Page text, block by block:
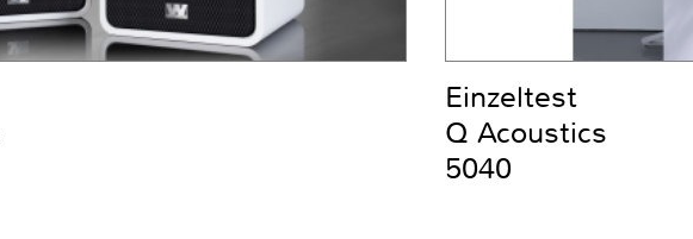
Einzeltest
Q Acoustics
5040